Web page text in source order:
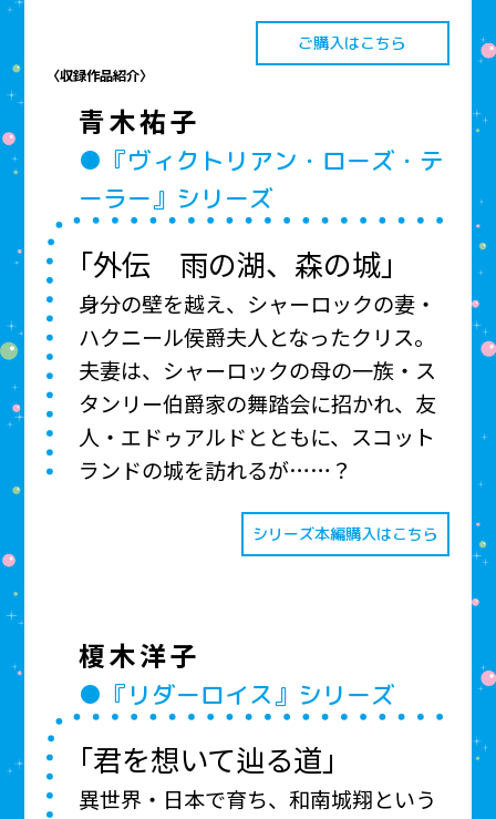
ご購入はこちら
〈収録作品紹介〉
青木祐子
●『ヴィクトリアン・ローズ・テ
ーラー』シリーズ
「外伝 雨の湖、森の城」
身分の壁を越え、シャーロックの妻・
ハクニール侯爵夫人となったクリス。
夫妻は、シャーロックの母の一族・ス
タンリー伯爵家の舞踏会に招かれ、友
人・エドゥアルドとともに、スコット
ランドの城を訪れるが……？
シリーズ本編購入はこちら
榎木洋子
●『リダーロイス』シリーズ
「君を想いて辿る道」
異世界・日本で育ち、和南城翔という